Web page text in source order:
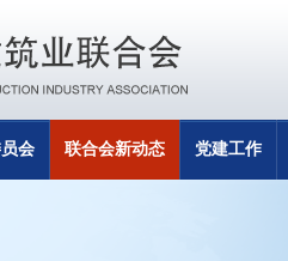
会 联合会新动态 党建工作